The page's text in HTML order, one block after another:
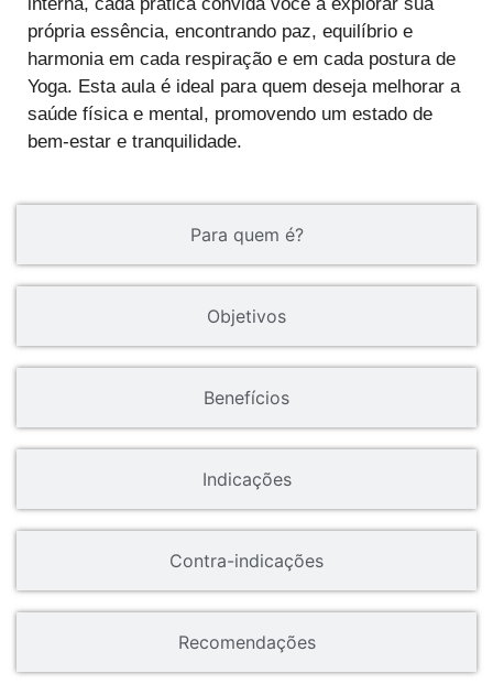
Para quem é?
Objetivos
Benefícios
Indicações
Contra-indicações
Recomendações
interna, cada prática convida você a explorar sua
própria essência, encontrando paz, equilíbrio e
harmonia em cada respiração e em cada postura de
Yoga. Esta aula é ideal para quem deseja melhorar a
saúde física e mental, promovendo um estado de
bem-estar e tranquilidade.